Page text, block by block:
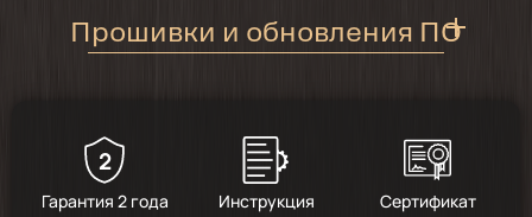
Прошивки и обновления ПО
2
Гарантия 2 года Инструкция Сертификат